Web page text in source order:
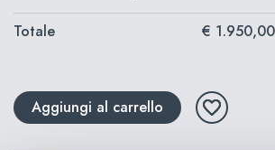
Totale € 1.950,00
Aggiungi al carrello